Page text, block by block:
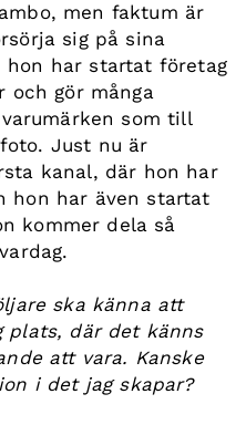
men faktum är
sig på sina
hon har startat företag
och gör många
som till
Just nu är
kanal, där hon har
hon har även startat
kommer dela så
ska känna att
plats, där det känns
att vara. Kanske
i det jag skapar?